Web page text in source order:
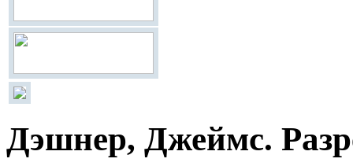
Дэшнер, Джеймс.